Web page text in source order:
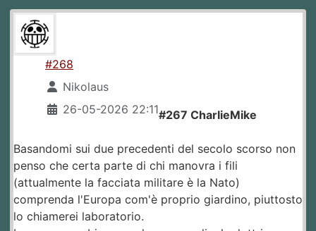
#268
Nikolaus
26-05-2026 22:11#267 CharlieMike
Basandomi sui due precedenti del secolo scorso non
penso che certa parte di chi manovra i fili
(attualmente la facciata militare è la Nato)
comprenda l'Europa com'è proprio giardino, piuttosto
lo chiamerei laboratorio.